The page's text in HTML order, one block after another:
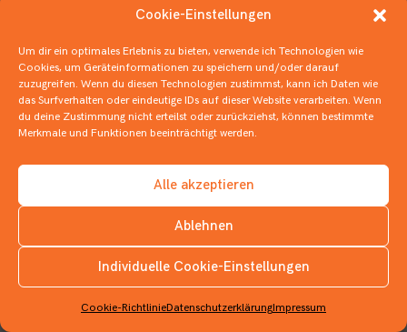
Cookie-Einstellungen
Um dir ein optimales Erlebnis zu bieten, verwende ich Technologien wie
Cookies, um Geräteinformationen zu speichern und/oder darauf
zuzugreifen. Wenn du diesen Technologien zustimmst, kann ich Daten wie
das Surfverhalten oder eindeutige IDs auf dieser Website verarbeiten. Wenn
du deine Zustimmung nicht erteilst oder zurückziehst, können bestimmte
Merkmale und Funktionen beeinträchtigt werden.
Alle akzeptieren
Ablehnen
Individuelle Cookie-Einstellungen
Cookie-RichtlinieDatenschutzerklärungImpressum
INSTAGRAM
Würde Gott dieses Buch kaufen?
26. SEPTEMBER 2019 JUGENDBÜCHER